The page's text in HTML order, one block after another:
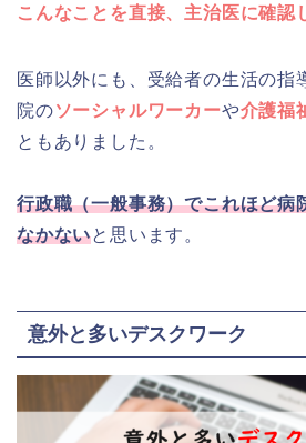
こんなことを直接、主治医に確認
医師以外にも、受給者の生活の指
院のソーシャルワーカーや介護福
ともありました。
行政職（一般事務）でこれほど病
なかないと思います。
意外と多いデスクワーク